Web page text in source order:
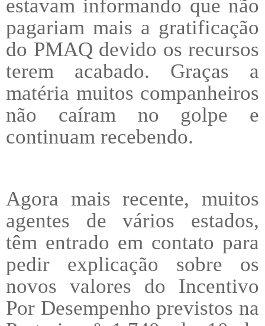
estavam informando que não
pagariam mais a gratificação
do PMAQ devido os recursos
terem acabado. Graças a
matéria muitos companheiros
não caíram no golpe e
continuam recebendo.
Agora mais recente, muitos
agentes de vários estados,
têm entrado em contato para
pedir explicação sobre os
novos valores do Incentivo
Por Desempenho previstos na